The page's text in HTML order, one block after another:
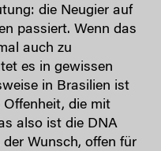
die Neugier auf
passiert. Wenn das
auch zu
es in gewissen
in Brasilien ist
Offenheit, die mit
also ist die DNA
Wunsch, offen für